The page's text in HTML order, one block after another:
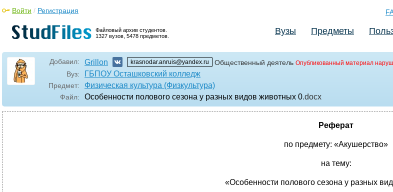
Файловый архив студентов.
1327 вузов, 5478 предметов.
Войти / Регистрация
Вузы Предметы
Добавил: Grillon krasnodar.anruis@yandex.ru Общественный деятель Опубликованный материал
Вуз: ГБПОУ Осташковский колледж
Предмет: Физическая культура (Физкультура)
Файл: Особенности полового сезона у разных видов животных 0.docx
Реферат
по предмету: «Акушерство»
на тему:
«Особенности полового сезона у разных